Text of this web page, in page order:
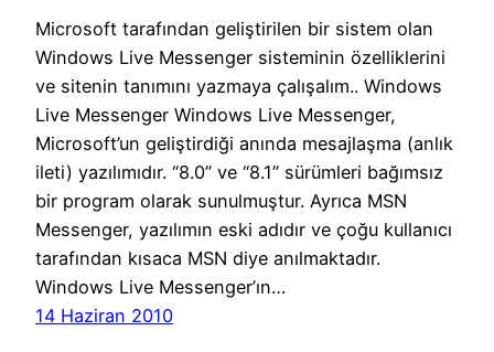
Microsoft tarafından geliştirilen bir sistem olan
Windows Live Messenger sisteminin özelliklerini
ve sitenin tanımını yazmaya çalışalım.. Windows
Live Messenger Windows Live Messenger,
Microsoft’un geliştirdiği anında mesajlaşma (anlık
ileti) yazılımıdır. “8.0” ve “8.1” sürümleri bağımsız
bir program olarak sunulmuştur. Ayrıca MSN
Messenger, yazılımın eski adıdır ve çoğu kullanıcı
tarafından kısaca MSN diye anılmaktadır.
Windows Live Messenger’ın…
14 Haziran 2010